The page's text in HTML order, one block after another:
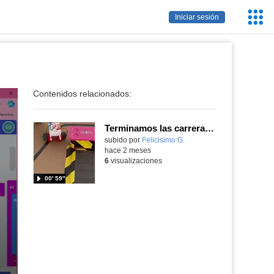
Iniciar sesión
Contenidos relacionados:
Terminamos las carreras de monster truck programados con MakeCode y construidos con Nezha
Contenido educativo.
subido por Felicisimo G.
00′ 59″
hace 2 meses
6visualizaciones